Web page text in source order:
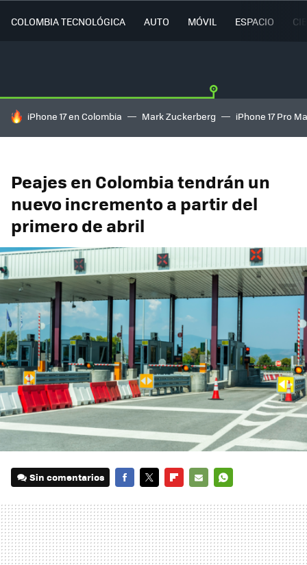
COLOMBIA TECNOLÓGICA AUTO MÓVIL ESPACIO
HOY SE HABLA DE
iPhone 17 en Colombia Mark Zuckerberg iPhone 17 Pro
Peajes en Colombia tendrán un
nuevo incremento a partir del
primero de abril
Sin comentarios
MAIL